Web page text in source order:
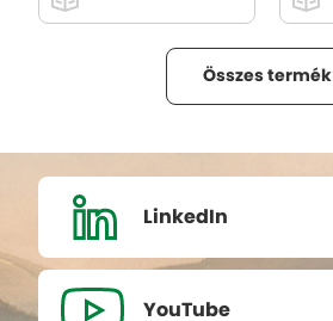
Összes termék
LinkedIn
YouTube